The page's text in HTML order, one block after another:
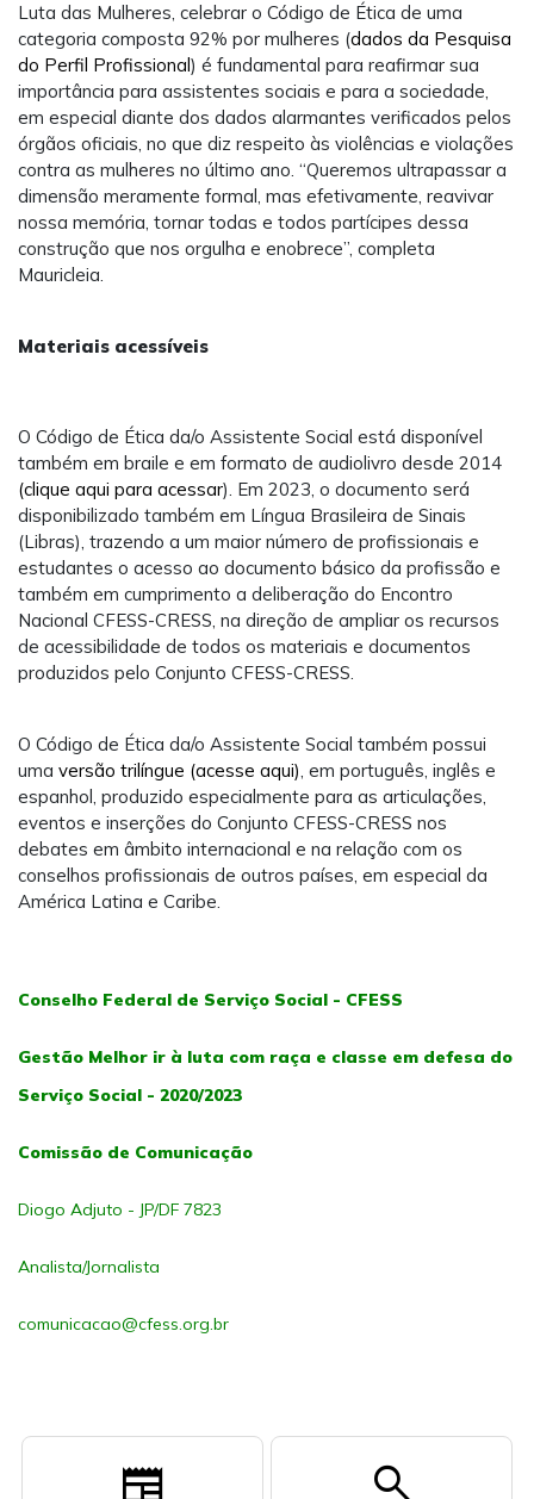
Luta das Mulheres, celebrar o Código de Ética de uma
categoria composta 92% por mulheres (dados da Pesquisa
do Perfil Profissional ) é fundamental para reafirmar sua
importância para assistentes sociais e para a sociedade,
em especial diante dos dados alarmantes verificados pelos
órgãos oficiais, no que diz respeito às violências e violações
contra as mulheres no último ano. “Queremos ultrapassar a
dimensão meramente formal, mas efetivamente, reavivar
nossa memória, tornar todas e todos partícipes dessa
construção que nos orgulha e enobrece”, completa
Mauricleia.
Materiais acessíveis
O Código de Ética da/o Assistente Social está disponível
também em braile e em formato de audiolivro desde 2014
(clique aqui para acessar). Em 2023, o documento será
disponibilizado também em Língua Brasileira de Sinais
(Libras), trazendo a um maior número de profissionais e
estudantes o acesso ao documento básico da profissão e
também em cumprimento a deliberação do Encontro
Nacional CFESS-CRESS, na direção de ampliar os recursos
de acessibilidade de todos os materiais e documentos
produzidos pelo Conjunto CFESS-CRESS.
O Código de Ética da/o Assistente Social também possui
uma versão trilíngue (acesse aqui), em português, inglês e
espanhol, produzido especialmente para as articulações,
eventos e inserções do Conjunto CFESS-CRESS nos
debates em âmbito internacional e na relação com os
conselhos profissionais de outros países, em especial da
América Latina e Caribe.
Conselho Federal de Serviço Social - CFESS
Gestão Melhor ir à luta com raça e classe em defesa do
Serviço Social - 2020/2023
Comissão de Comunicação
Diogo Adjuto - JP/DF 7823
Analista/Jornalista
comunicacao@cfess.org.br
newspaper search